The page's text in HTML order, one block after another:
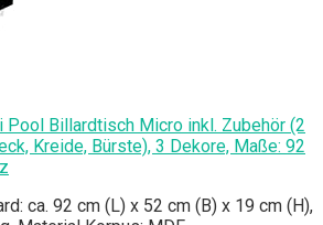
Pool Billardtisch Micro inkl. Zubehör (2
Kreide, Bürste), 3 Dekore, Maße: 92
ca. 92 cm (L) x 52 cm (B) x 19 cm (H),